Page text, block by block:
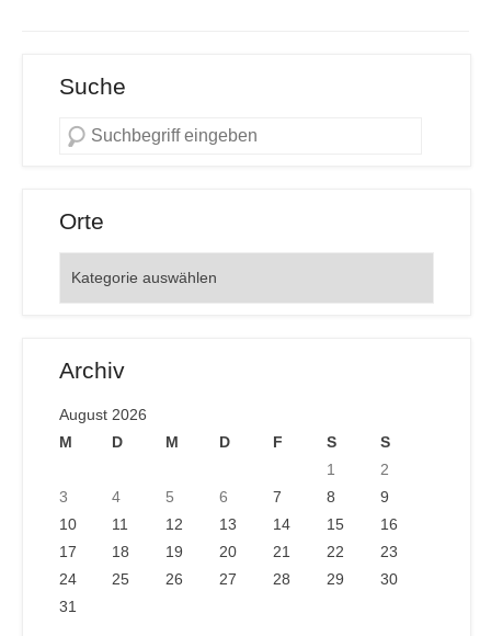
Suche
Orte
Archiv
August 2026
M
D M D F S
S
1
2
3
4 5 6 7 8
9
10
11 12 13 14 15
16
17
18 19 20 21 22
23
24
25 26 27 28 29
30
31